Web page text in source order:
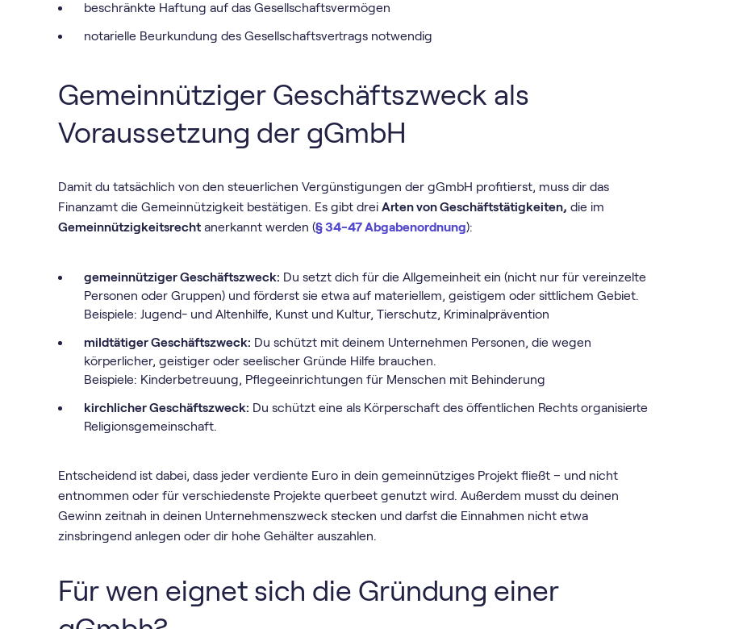
beschränkte Haftung auf das Gesellschaftsvermögen
notarielle Beurkundung des Gesellschaftsvertrags notwendig
Gemeinnütziger Geschäftszweck als
Voraussetzung der gGmbH
Damit du tatsächlich von den steuerlichen Vergünstigungen der gGmbH profitierst, muss dir das
Finanzamt die Gemeinnützigkeit bestätigen. Es gibt dreiArten von Geschäftstätigkeiten, die im
Gemeinnützigkeitsrecht anerkannt werden (§ 34-47 Abgabenordnung):
gemeinnütziger Geschäftszweck: Du setzt dich für die Allgemeinheit ein (nicht nur für vereinzelte
Personen oder Gruppen) und förderst sie etwa auf materiellem, geistigem oder sittlichem Gebiet.
Beispiele: Jugend- und Altenhilfe, Kunst und Kultur, Tierschutz, Kriminalprävention
mildtätiger Geschäftszweck: Du schützt mit deinem Unternehmen Personen, die wegen
körperlicher, geistiger oder seelischer Gründe Hilfe brauchen.
Beispiele: Kinderbetreuung, Pflegeeinrichtungen für Menschen mit Behinderung
kirchlicher Geschäftszweck: Du schützt eine als Körperschaft des öffentlichen Rechts organisierte
Religionsgemeinschaft.
Entscheidend ist dabei, dass jeder verdiente Euro in dein gemeinnütziges Projekt fließt – und nicht
entnommen oder für verschiedenste Projekte querbeet genutzt wird. Außerdem musst du deinen
Gewinn zeitnah in deinen Unternehmenszweck stecken und darfst die Einnahmen nicht etwa
zinsbringend anlegen oder dir hohe Gehälter auszahlen.
Für wen eignet sich die Gründung einer